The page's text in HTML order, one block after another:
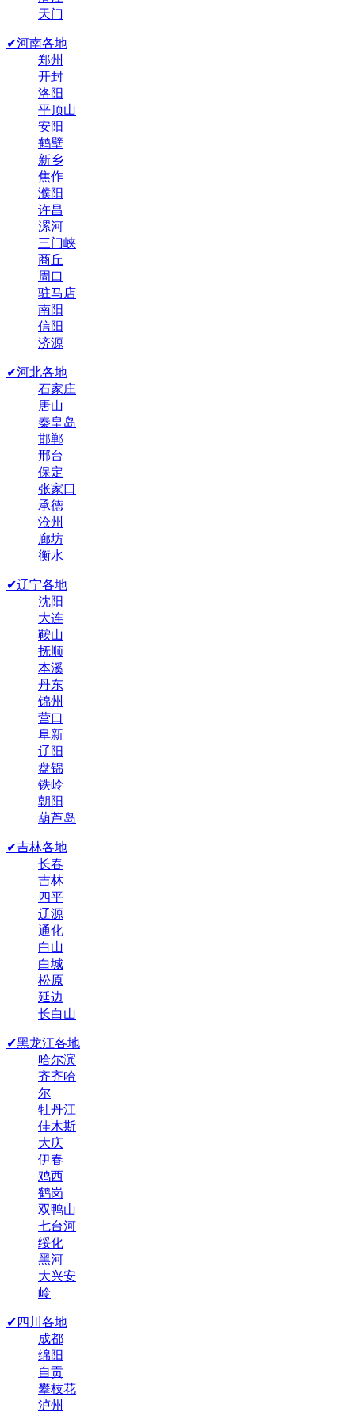
天门
✔河南各地
郑州
开封
洛阳
平顶山
安阳
鹤壁
新乡
焦作
濮阳
许昌
漯河
三门峡
商丘
周口
驻马店
南阳
信阳
济源
✔河北各地
石家庄
唐山
秦皇岛
邯郸
邢台
保定
张家口
承德
沧州
廊坊
衡水
✔辽宁各地
沈阳
大连
鞍山
抚顺
本溪
丹东
锦州
营口
阜新
辽阳
盘锦
铁岭
朝阳
葫芦岛
✔吉林各地
长春
吉林
四平
辽源
通化
白山
白城
松原
延边
长白山
✔黑龙江各地
哈尔滨
齐齐哈
尔
牡丹江
佳木斯
大庆
伊春
鸡西
鹤岗
双鸭山
七台河
绥化
黑河
大兴安
岭
✔四川各地
成都
绵阳
自贡
攀枝花
泸州